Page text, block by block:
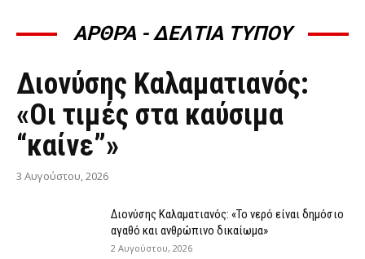
ΑΡΘΡΑ - ΔΕΛΤΙΑ ΤΥΠΟΥ
ΆΡΘΡΑ - ΔΕΛΤΊΑ ΤΎΠΟΥ
Διονύσης Καλαματιανός:
«Οι τιμές στα καύσιμα
“καίνε”»
3 Αυγούστου, 2026
Διονύσης Καλαματιανός: «Το νερό είναι δημόσιο
αγαθό και ανθρώπινο δικαίωμα»
2 Αυγούστου, 2026